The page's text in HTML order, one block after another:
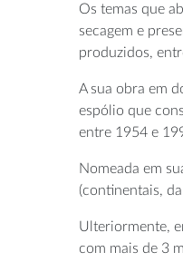
Os temas que
secagem e
produzidos,
A sua obra em
espólio que
entre 1954 e
Nomeada em
(continentais,
Ulteriormente,
com mais de 3